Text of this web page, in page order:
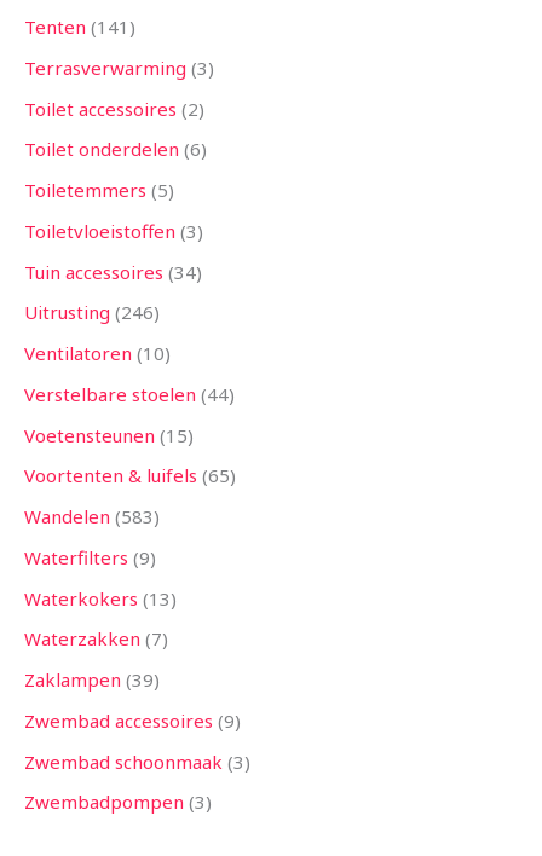
Tenten 141
Terrasverwarming 3
Toilet accessoires 2
Toilet onderdelen 6
Toiletemmers 5
Toiletvloeistoffen 3
Tuin accessoires 34
Uitrusting 246
Ventilatoren 10
Verstelbare stoelen 44
Voetensteunen 15
Voortenten & luifels 65
Wandelen 583
Waterfilters 9
Waterkokers 13
Waterzakken 7
Zaklampen 39
Zwembad accessoires 9
Zwembad schoonmaak 3
Zwembadpompen 3